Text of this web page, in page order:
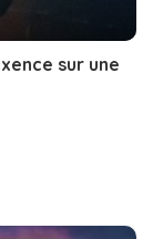
sur une